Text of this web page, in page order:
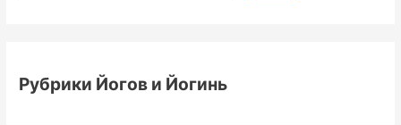
Рубрики Йогов и Йогинь